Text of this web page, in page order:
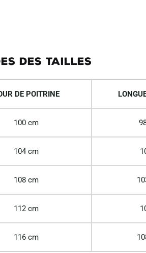
DES TAILLES
DE POITRINE
100 cm
104 cm
108 cm
112 cm
116 cm